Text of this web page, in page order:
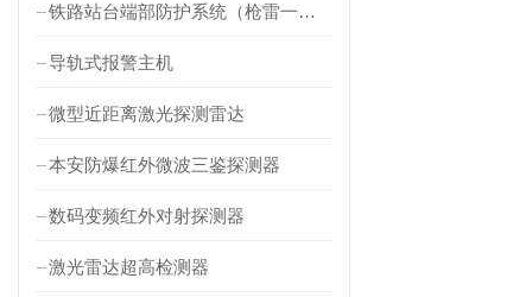
铁路站台端部防护系统（枪雷一体）
导轨式报警主机
微型近距离激光探测雷达
本安防爆红外微波三鉴探测器
数码变频红外对射探测器
激光雷达超高检测器